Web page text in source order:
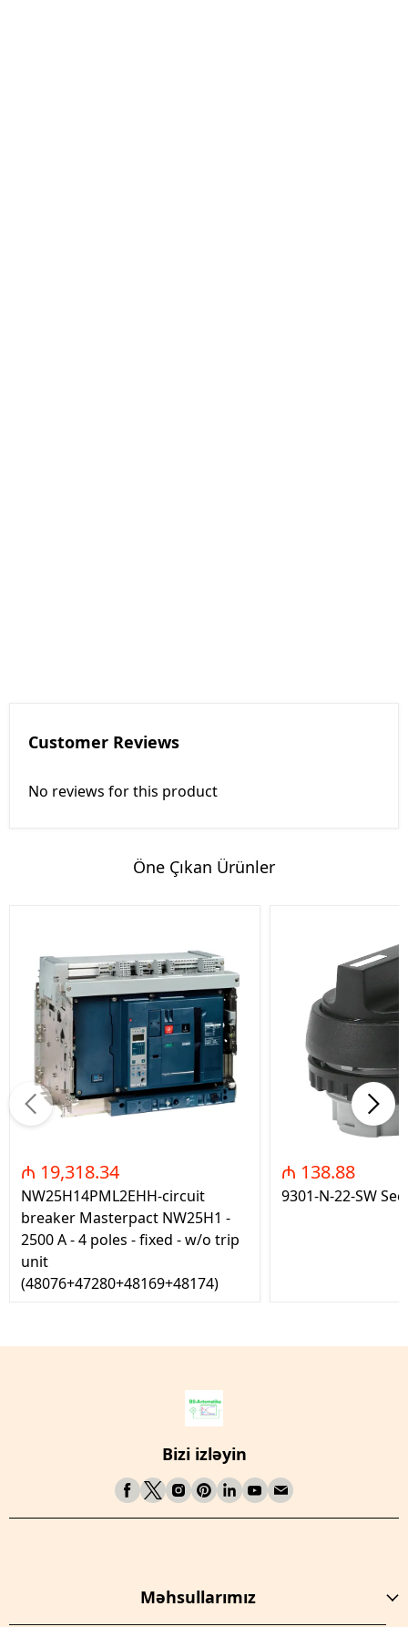
Customer Reviews
No reviews for this product
Öne Çıkan Ürünler
₼ 19,318.34
NW25H14PML2EHH-circuit
breaker Masterpact NW25H1 -
2500 A - 4 poles - fixed - w/o trip
unit
(48076+47280+48169+48174)
₼ 138.88
9301-N-22-SW
Bizi izləyin
Məhsullarımız